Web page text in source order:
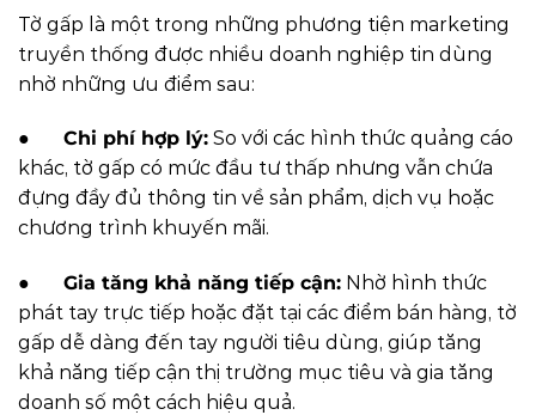
Tờ gấp là một trong những phương tiện marketing
truyền thống được nhiều doanh nghiệp tin dùng
nhờ những ưu điểm sau:
● Chi phí hợp lý: So với các hình thức quảng cáo
khác, tờ gấp có mức đầu tư thấp nhưng vẫn chứa
đựng đầy đủ thông tin về sản phẩm, dịch vụ hoặc
chương trình khuyến mãi.
● Gia tăng khả năng tiếp cận: Nhờ hình thức
phát tay trực tiếp hoặc đặt tại các điểm bán hàng, tờ
gấp dễ dàng đến tay người tiêu dùng, giúp tăng
khả năng tiếp cận thị trường mục tiêu và gia tăng
doanh số một cách hiệu quả.